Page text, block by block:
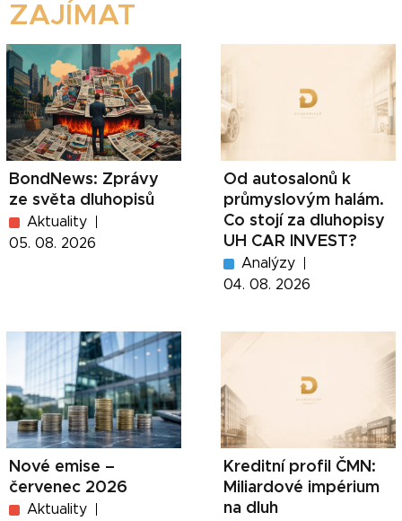
ZAJÍMAT
BondNews: Zprávy
ze světa dluhopisů
Aktuality
05. 08. 2026
Od autosalonů k
průmyslovým halám.
Co stojí za dluhopisy
UH CAR INVEST?
Analýzy
04. 08. 2026
Nové emise –
červenec 2026
Aktuality
Kreditní profil ČMN:
Miliardové impérium
na dluh